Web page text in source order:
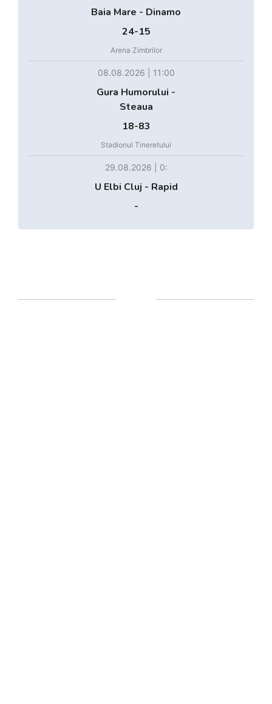
Baia Mare - Dinamo
24-15
Arena Zimbrilor
08.08.2026 | 11:00
Gura Humorului -
Steaua
18-83
Stadionul Tineretului
29.08.2026 | 0:
U Elbi Cluj - Rapid
-